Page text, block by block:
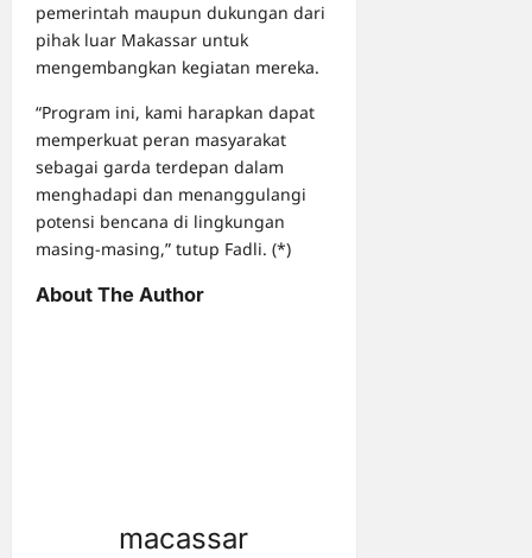
pemerintah maupun dukungan dari
pihak luar Makassar untuk
mengembangkan kegiatan mereka.
“Program ini, kami harapkan dapat
memperkuat peran masyarakat
sebagai garda terdepan dalam
menghadapi dan menanggulangi
potensi bencana di lingkungan
masing-masing,” tutup Fadli. (*)
About The Author
macassar